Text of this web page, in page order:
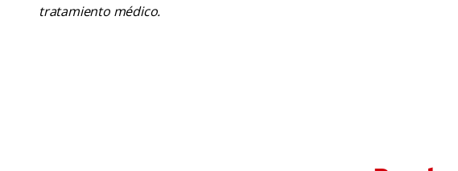
tratamiento médico.